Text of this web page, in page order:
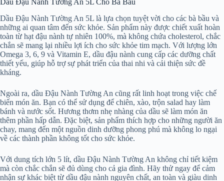
Dầu Đậu Nành Tường An 5L Cho Bà Bầu
Dầu Đậu Nành Tường An 5L là lựa chọn tuyệt vời cho các bà bầu và
những ai quan tâm đến sức khỏe. Sản phẩm này được chiết xuất hoàn
toàn từ hạt đậu nành tự nhiên 100%, mà không chứa cholesterol, chắc
chắn sẽ mang lại nhiều lợi ích cho sức khỏe tim mạch. Với lượng lớn
Omega 3, 6, 9 và Vitamin E, dầu đậu nành cung cấp các dưỡng chất
thiết yếu, giúp hỗ trợ sự phát triển của thai nhi và cải thiện sức đề
kháng.
Ngoài ra, dầu Đậu Nành Tường An cũng rất linh hoạt trong việc chế
biến món ăn. Bạn có thể sử dụng để chiên, xào, trộn salad hay làm
bánh và nước sốt. Hương thơm nhẹ nhàng của dầu sẽ làm món ăn
thêm phần hấp dẫn. Đặc biệt, sản phẩm thích hợp cho những người ăn
chay, mang đến một nguồn dinh dưỡng phong phú mà không lo ngại
về các thành phần không tốt cho sức khỏe.
Với dung tích lớn 5 lít, dầu Đậu Nành Tường An không chỉ tiết kiệm
mà còn chắc chắn sẽ đủ dùng cho cả gia đình. Hãy thử ngay để cảm
nhận sự khác biệt từ dầu đậu nành nguyên chất, an toàn và giàu dinh